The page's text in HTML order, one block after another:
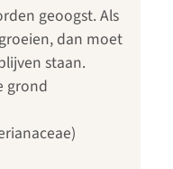
geoogst. Als
dan moet
staan.
grond